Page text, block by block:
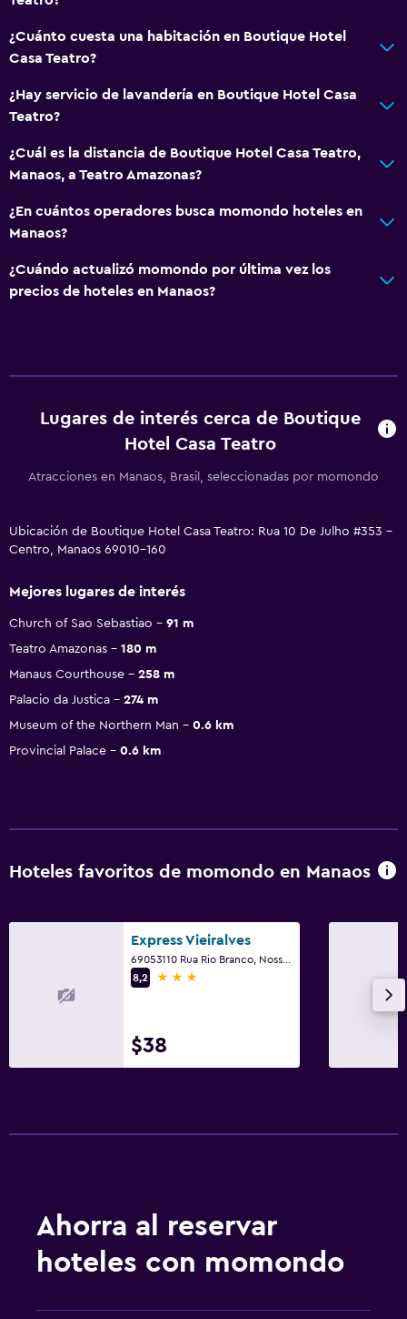
¿Cuánto cuesta una habitación en Boutique Hotel
Casa Teatro?
¿Hay servicio de lavandería en Boutique Hotel Casa
Teatro?
¿Cuál es la distancia de Boutique Hotel Casa Teatro,
Manaos, a Teatro Amazonas?
¿En cuántos operadores busca momondo hoteles en
Manaos?
¿Cuándo actualizó momondo por última vez los
precios de hoteles en Manaos?
Lugares de interés cerca de Boutique
Hotel Casa Teatro
Atracciones en Manaos, Brasil, seleccionadas por momondo
Ubicación de Boutique Hotel Casa Teatro: Rua 10 De Julho #353 -
Centro, Manaos 69010-160
Mejores lugares de interés
Church of Sao Sebastiao
91 m
Teatro Amazonas
180 m
Manaus Courthouse
258 m
Palacio da Justica
274 m
Museum of the Northern Man
0.6 km
Provincial Palace
0.6 km
Hoteles favoritos de momondo en Manaos
Express Vieiralves
8,2
3 estrellas
$38
Ahorra al reservar
hoteles con momondo